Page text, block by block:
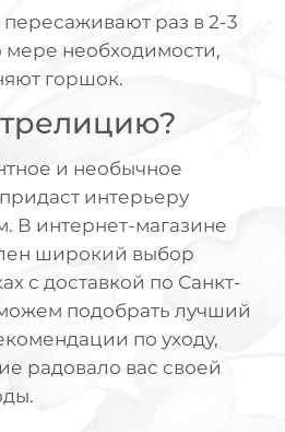
раз в 2-3
мере необходимости,
горшок.
и необычное
интерьеру
В интернет-магазине
широкий выбор
с доставкой по Санкт-
подобрать лучший
по уходу,
радовало вас своей